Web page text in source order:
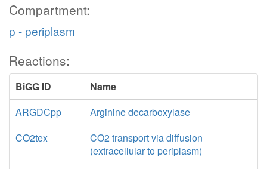
Compartment:
p - periplasm
Reactions:
BiGG ID
Name
ARGDCpp
Arginine decarboxylase
CO2tex
CO2 transport via diffusion
(extracellular to periplasm)